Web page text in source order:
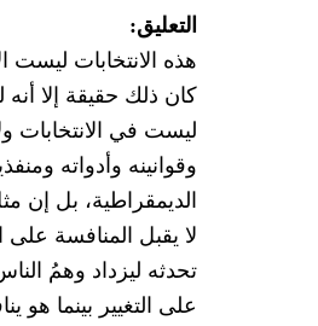
التعليق:
هذه الانتخابات
كان ذلك حقيقة إلا
ليست في الانتخابات
وقوانينه وأدواته
الديمقراطية، بل إن
لا يقبل المنافسة
تحدثه ليزداد وهمُ
على التغيير بينما